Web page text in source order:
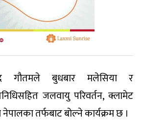
गौतमले बुधबार मलेसिया र
जलवायु परिवर्तन, क्लामेट
नेपालका तर्फबाट बोल्ने कार्यक्रम छ ।